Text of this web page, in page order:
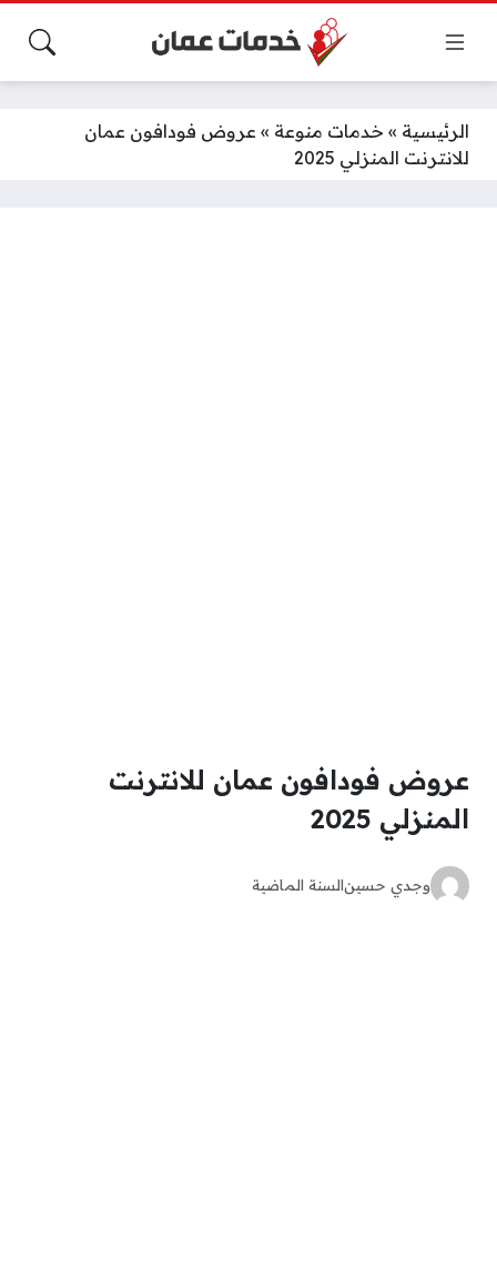
الرئيسية » خدمات منوعة » عروض فودافون عمان
للانترنت المنزلي 2025
عروض فودافون عمان للانترنت
المنزلي 2025
وجدي حسينالسنة الماضية